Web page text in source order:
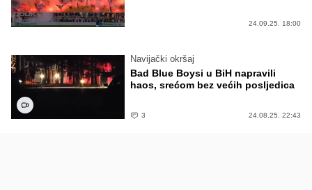
24.09.25. 18:00
Navijački okršaj
Bad Blue Boysi u BiH napravili
haos, srećom bez većih posljedica
3 24.08.25. 22:43